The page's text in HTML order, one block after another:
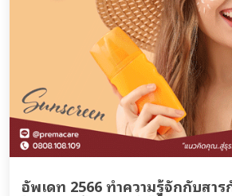
อัพเดท 2566 ทำความรู้จักกับสา